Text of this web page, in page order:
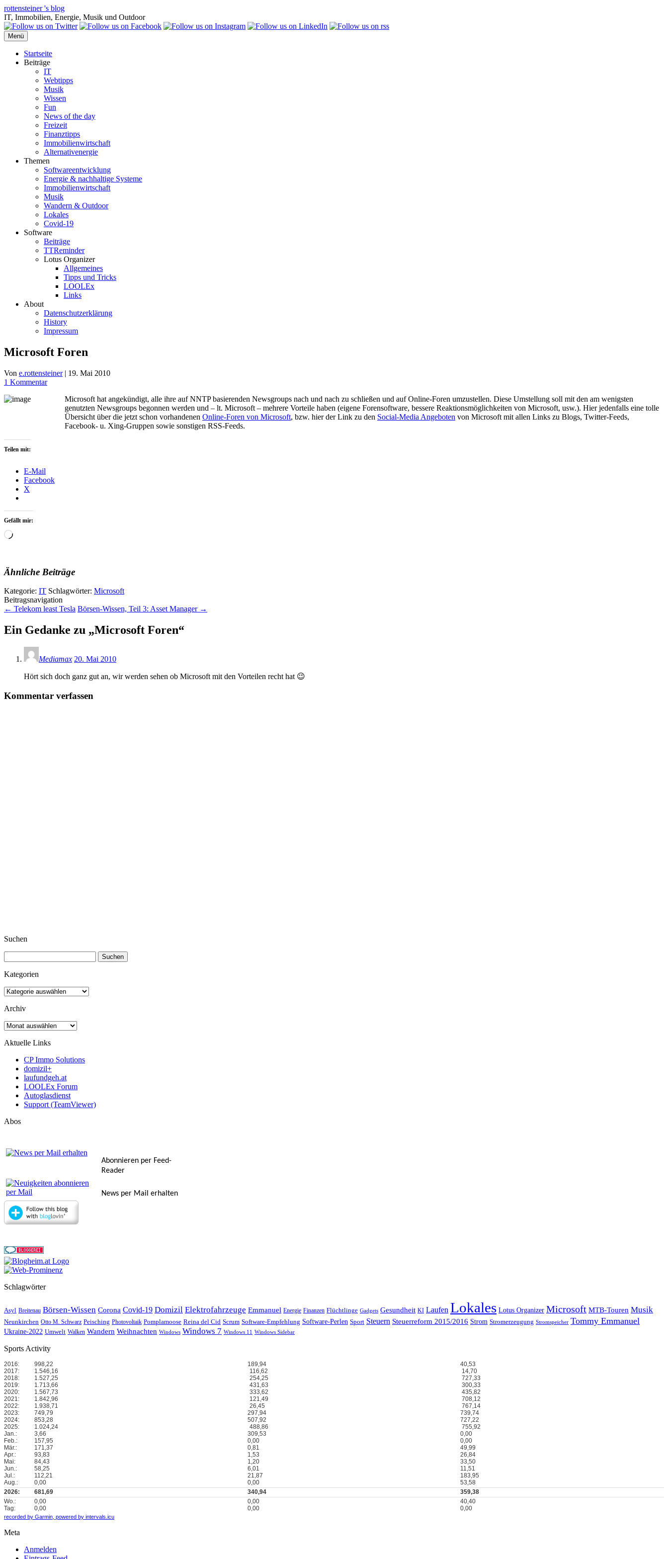
Zum
Inhalt
springen
rottensteiner 's blog
IT, Immobilien, Energie, Musik und Outdoor
Menü
Startseite
Beiträge
IT
Webtipps
Musik
Wissen
Fun
News of the day
Freizeit
Finanztipps
Immobilienwirtschaft
Alternativenergie
Themen
Softwareentwicklung
Energie & nachhaltige Systeme
Immobilienwirtschaft
Musik
Wandern & Outdoor
Lokales
Covid-19
Software
Beiträge
TTReminder
Lotus Organizer
Allgemeines
Tipps und Tricks
LOOLEx
Links
About
Datenschutzerklärung
History
Impressum
Microsoft Foren
Von e.rottensteiner | 19. Mai 2010
1 Kommentar
Microsoft hat angekündigt, alle ihre auf NNTP basierenden Newsgroups nach und nach zu schließen und auf Online-Foren umzustellen. Diese Umstellung soll mit den am wenigsten
genutzten Newsgroups begonnen werden und – lt. Microsoft – mehrere Vorteile haben (eigene Forensoftware, bessere Reaktionsmöglichkeiten von Microsoft, usw.). Hier jedenfalls eine tolle
Übersicht über die jetzt schon vorhandenen Online-Foren von Microsoft, bzw. hier der Link zu den Social-Media Angeboten von Microsoft mit allen Links zu Blogs, Twitter-Feeds,
Facebook- u. Xing-Gruppen sowie sonstigen RSS-Feeds.
Teilen mit:
E-Mail
Facebook
X
Gefällt mir:
Wird
Ähnliche Beiträge
Kategorie: IT Schlagwörter: Microsoft
Beitragsnavigation
← Telekom least Tesla Börsen-Wissen, Teil 3: Asset Manager →
Ein Gedanke zu „Microsoft Foren“
Mediamax 20. Mai 2010
Hört sich doch ganz gut an, wir werden sehen ob Microsoft mit den Vorteilen recht hat 😉
Kommentar verfassen
Suchen
nach:
Kategorien
Kategorien
Archiv
Archiv
Aktuelle Links
CP Immo Solutions
domizil+
laufundgeh.at
LOOLEx Forum
Autoglasdienst
Support (TeamViewer)
Abos
Abonnieren per Feed-
Reader
News per Mail erhalten
Schlagwörter
Asyl Breitenau Börsen-Wissen Corona Covid-19 Domizil Elektrofahrzeuge Emmanuel Energie Finanzen Flüchtlinge Gadgets Gesundheit KI Laufen Lokales Lotus Organizer Microsoft MTB-Touren Musik
Neunkirchen Otto M. Schwarz Peisching Photovoltaik Pomplamoose Reina del Cid Scrum Software-Empfehlung Software-Perlen Sport Steuern Steuerreform 2015/2016 Strom Stromerzeugung Stromspeicher Tommy Emmanuel
Ukraine-2022 Umwelt Walken Wandern Weihnachten Windows Windows 7 Windows 11 Windows Sidebar
Sports Activity
2016: 998,22 189,94
40,53
2017:
1.546,16 116,62
14,70
2018:
1.527,25 254,25
727,33
2019:
1.713,66 431,63
300,33
2020:
1.567,73 333,62
435,82
2021:
1.842,96 121,49
708,12
2022:
1.938,71 26,45
767,14
2023:
749,79 297,94
739,74
2024:
853,28 507,92
727,22
2025:
1.024,24 488,86
755,92
Jan.:
3,66 309,53
0,00
Feb.:
157,95 0,00
0,00
Mär.:
171,37 0,81
49,99
Apr.:
93,83 1,53
26,84
Mai:
84,43 1,20
33,50
Jun.:
58,25 6,01
11,51
Jul.:
112,21 21,87
183,95
Aug.:
0,00 0,00
53,58
2026:
681,69 340,94
359,38
Wo.:
0,00 0,00
40,40
Tag:
0,00 0,00 0,00
recorded by Garmin, powered by intervals.icu
Meta
Anmelden